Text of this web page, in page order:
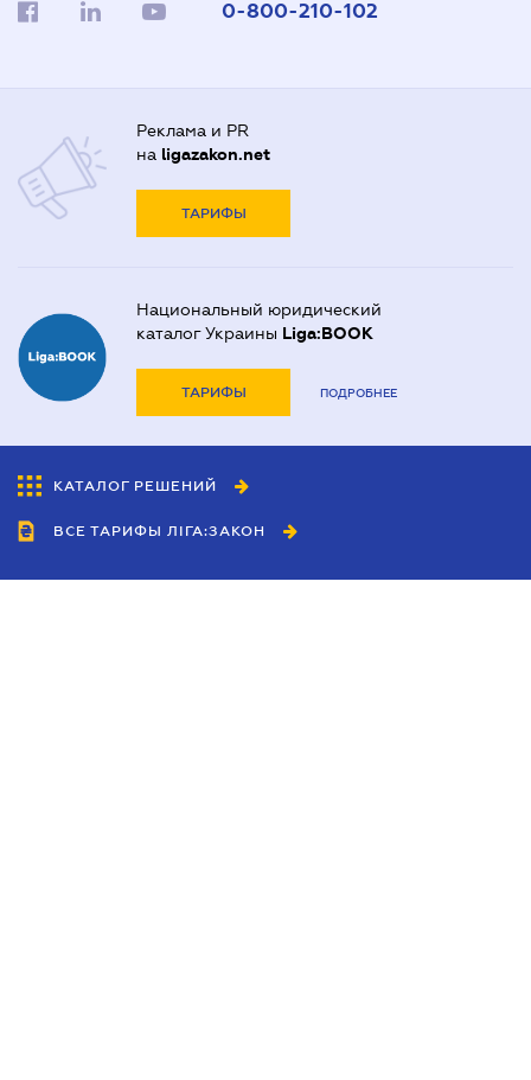
0-800-210-102
Реклама и PR
на ligazakon.net
ТАРИФЫ
Национальный юридический
каталог Украины Liga:BOOK
ТАРИФЫ ПОДРОБНЕЕ
КАТАЛОГ РЕШЕНИЙ
ВСЕ ТАРИФЫ ЛІГА:ЗАКОН